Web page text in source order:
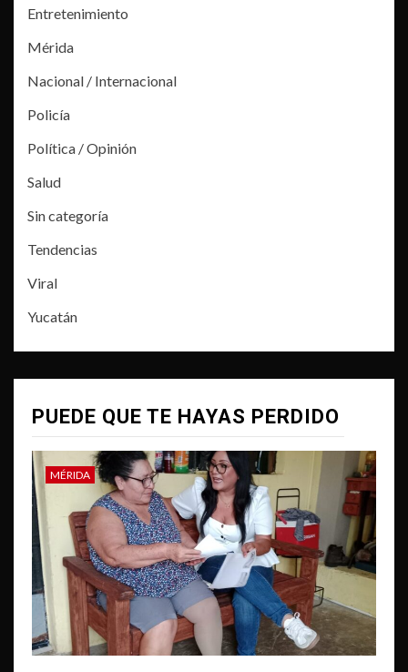
Entretenimiento
Mérida
Nacional / Internacional
Policía
Política / Opinión
Salud
Sin categoría
Tendencias
Viral
Yucatán
PUEDE QUE TE HAYAS PERDIDO
MÉRIDA